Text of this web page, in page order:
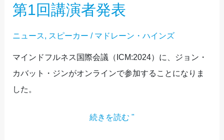
第1回講演者発表
ニュース, スピーカー / マドレーン・ハインズ
マインドフルネス国際会議（ICM:2024）に、ジョン・
カバット・ジンがオンラインで参加することになりま
した。
続きを読む "